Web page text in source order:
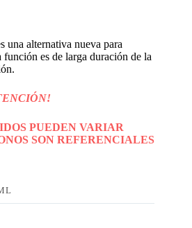
una alternativa nueva para
función es de larga duración de la
PUEDEN VARIAR
SON REFERENCIALES